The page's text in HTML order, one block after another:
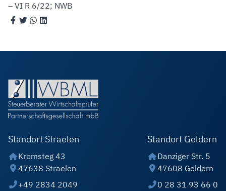
– VI R 6/22; NWB
Standort Straelen
Kromsteg 43
47638 Straelen
+49 2834 2049
Standort Geldern
Danziger Str. 5
47608 Geldern
0 28 31 93 66 0